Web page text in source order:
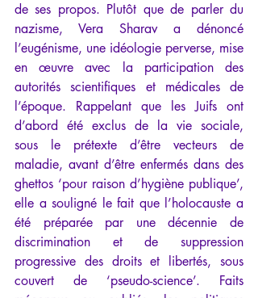
de ses propos. Plutôt que de parler du
nazisme, Vera Sharav a dénoncé
l’eugénisme, une idéologie perverse, mise
en œuvre avec la participation des
autorités scientifiques et médicales de
l’époque. Rappelant que les Juifs ont
d’abord été exclus de la vie sociale,
sous le prétexte d’être vecteurs de
maladie, avant d’être enfermés dans des
ghettos ‘pour raison d’hygiène publique’,
elle a souligné le fait que l’holocauste a
été préparée par une décennie de
discrimination et de suppression
progressive des droits et libertés, sous
couvert de ‘pseudo-science’. Faits